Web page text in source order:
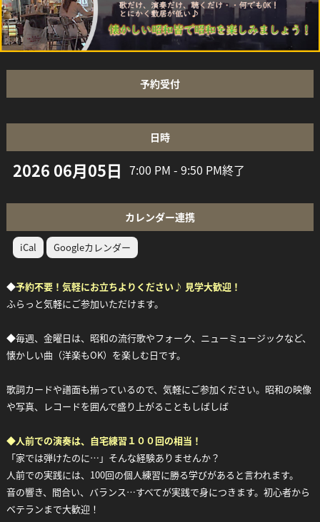
予約受付
日時
2026 06月05日 7:00 PM - 9:50 PM終了
カレンダー連携
iCal Googleカレンダー
◆予約不要！気軽にお立ちよりください♪ 見学大歓迎！
ふらっと気軽にご参加いただけます。
◆毎週、金曜日は、昭和の流行歌やフォーク、ニューミュージックなど、
懐かしい曲（洋楽もOK）を楽しむ日です。
歌詞カードや譜面も揃っているので、気軽にご参加ください。昭和の映像
や写真、レコードを囲んで盛り上がることもしばしば
◆人前での演奏は、自宅練習１００回の相当！
「家では弾けたのに…」そんな経験ありませんか？
人前での実践には、100回の個人練習に勝る学びがあると言われます。
音の響き、間合い、バランス…すべてが実践で身につきます。初心者から
ベテランまで大歓迎！